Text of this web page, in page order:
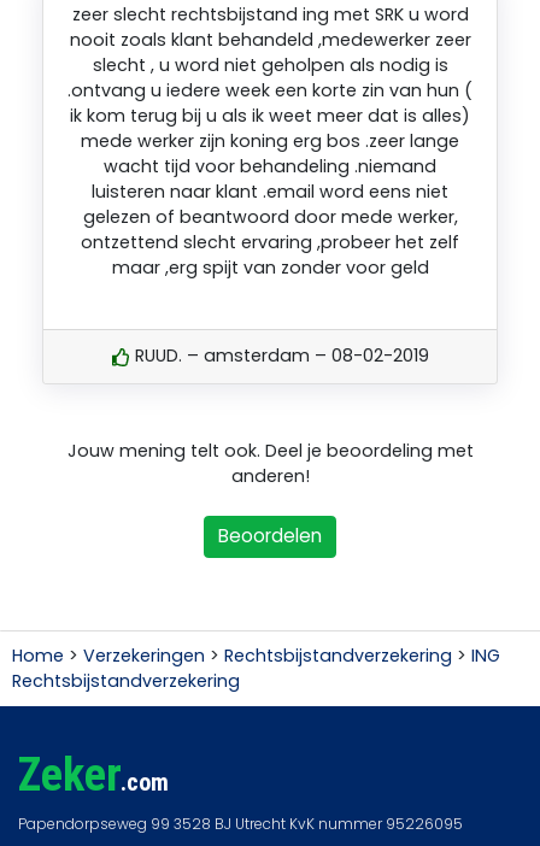
zeer slecht rechtsbijstand ing met SRK u word
nooit zoals klant behandeld ,medewerker zeer
slecht , u word niet geholpen als nodig is
.ontvang u iedere week een korte zin van hun (
ik kom terug bij u als ik weet meer dat is alles)
mede werker zijn koning erg bos .zeer lange
wacht tijd voor behandeling .niemand
luisteren naar klant .email word eens niet
gelezen of beantwoord door mede werker,
ontzettend slecht ervaring ,probeer het zelf
maar ,erg spijt van zonder voor geld
RUUD. – amsterdam – 08-02-2019
Jouw mening telt ook. Deel je beoordeling met
anderen!
Beoordelen
Home > Verzekeringen > Rechtsbijstandverzekering > ING
Rechtsbijstandverzekering
Zeker.com